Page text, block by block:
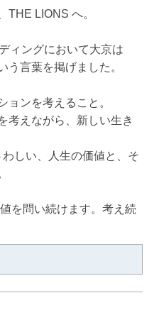
THE LIONS へ。
ィングにおいて大京は
う言葉を掲げました。
ンを考えること。
えながら、新しい生き
しい、人生の価値と、そ
を問い続けます。考え続